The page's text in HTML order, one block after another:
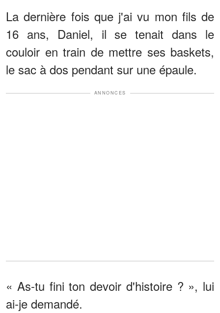
La dernière fois que j'ai vu mon fils de
16 ans, Daniel, il se tenait dans le
couloir en train de mettre ses baskets,
le sac à dos pendant sur une épaule.
ANNONCES
« As-tu fini ton devoir d'histoire ? », lui
ai-je demandé.